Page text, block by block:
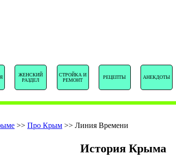
ЖЕНСКИЙ
РАЗДЕЛ
СТРОЙКА И
РЕМОНТ
РЕЦЕПТЫ АНЕКДОТЫ
>>Про Крым >>Линия Времени
История Крыма